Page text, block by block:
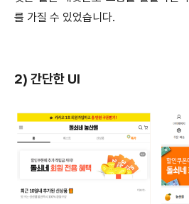
를 가질 수 있었습니다.
2) 간단한 UI